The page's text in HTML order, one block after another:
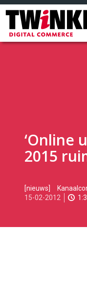
Twinkle
Digital
Commerce
Topmenu
‘Online
2015
2012-
02-
11-
[nieuws]
15-02-2012